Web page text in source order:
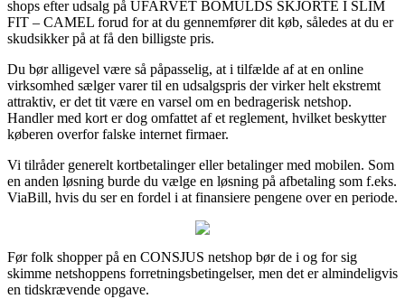
shops efter udsalg på UFARVET BOMULDS SKJORTE I SLIM
FIT – CAMEL forud for at du gennemfører dit køb, således at du er
skudsikker på at få den billigste pris.
Du bør alligevel være så påpasselig, at i tilfælde af at en online
virksomhed sælger varer til en udsalgspris der virker helt ekstremt
attraktiv, er det tit være en varsel om en bedragerisk netshop.
Handler med kort er dog omfattet af et reglement, hvilket beskytter
køberen overfor falske internet firmaer.
Vi tilråder generelt kortbetalinger eller betalinger med mobilen. Som
en anden løsning burde du vælge en løsning på afbetaling som f.eks.
ViaBill, hvis du ser en fordel i at finansiere pengene over en periode.
Før folk shopper på en CONSJUS netshop bør de i og for sig
skimme netshoppens forretningsbetingelser, men det er almindeligvis
en tidskrævende opgave.